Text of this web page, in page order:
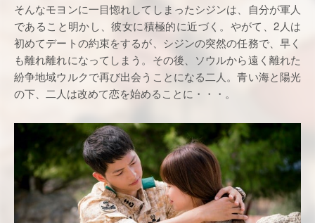
そんなモヨンに一目惚れしてしまったシジンは、自分が軍人
であること明かし、彼女に積極的に近づく。やがて、2人は
初めてデートの約束をするが、シジンの突然の任務で、早く
も離れ離れになってしまう。その後、ソウルから遠く離れた
紛争地域ウルクで再び出会うことになる二人。青い海と陽光
の下、二人は改めて恋を始めることに・・・。